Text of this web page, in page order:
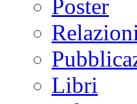
Poster
Libri